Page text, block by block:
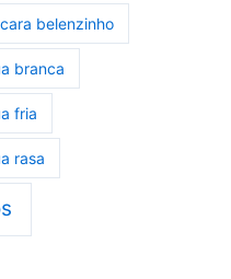
belenzinho
branca
fria
rasa